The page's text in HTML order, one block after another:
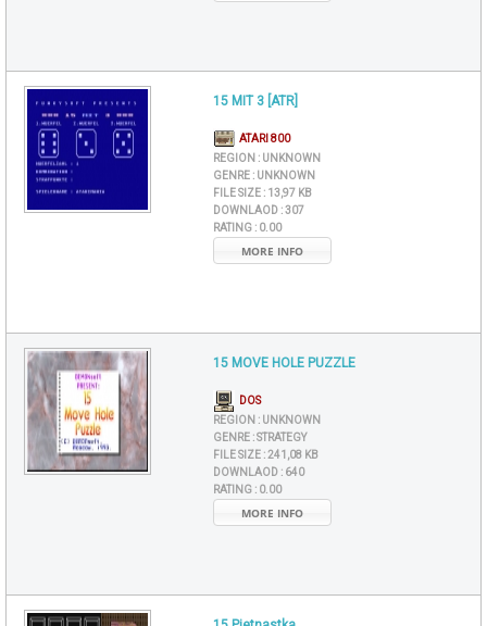
15 MIT 3 [ATR]
ATARI 800
REGION : UNKNOWN
GENRE : UNKNOWN
FILE SIZE : 13,97 KB
DOWNLAOD :307
RATING : 0.00
MORE INFO
15 MOVE HOLE PUZZLE
DOS
REGION : UNKNOWN
GENRE :STRATEGY
FILE SIZE :241,08 KB
DOWNLAOD : 640
RATING : 0.00
MORE INFO